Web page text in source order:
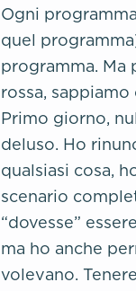
Ogni
quel
programma. Ma
rossa,
Primo giorno,
deluso. Ho
qualsiasi cosa,
scenario
“dovesse”
ma ho anche
volevano.